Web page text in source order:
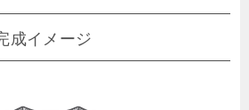
成イメージ